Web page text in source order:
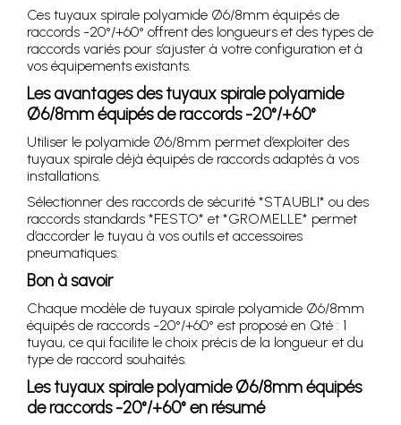
Ces tuyaux spirale polyamide Ø6/8mm équipés de
raccords -20°/+60° offrent des longueurs et des types de
raccords variés pour s’ajuster à votre configuration et à
vos équipements existants.
Les avantages des tuyaux spirale polyamide
Ø6/8mm équipés de raccords -20°/+60°
Utiliser le polyamide Ø6/8mm permet d’exploiter des
tuyaux spirale déjà équipés de raccords adaptés à vos
installations.
Sélectionner des raccords de sécurité *STAUBLI* ou des
raccords standards *FESTO* et *GROMELLE* permet
d’accorder le tuyau à vos outils et accessoires
pneumatiques.
Bon à savoir
Chaque modèle de tuyaux spirale polyamide Ø6/8mm
équipés de raccords -20°/+60° est proposé en Qté : 1
tuyau, ce qui facilite le choix précis de la longueur et du
type de raccord souhaités.
Les tuyaux spirale polyamide Ø6/8mm équipés
de raccords -20°/+60° en résumé